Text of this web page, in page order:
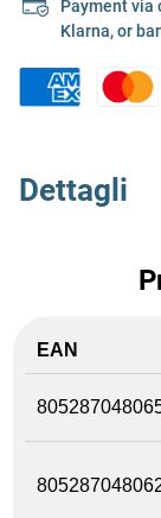
Payment via
Klarna, or
Dettagli
EAN